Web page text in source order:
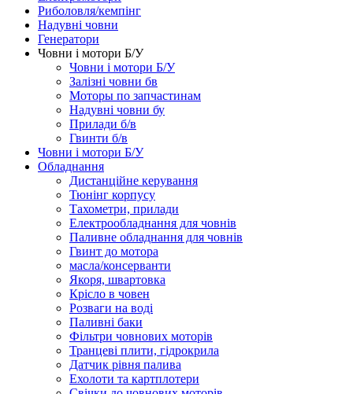
Риболовля/кемпінг
Надувні човни
Генератори
Човни і мотори Б/У
Човни і мотори Б/У
Залізні човни бв
Моторы по запчастинам
Надувні човни бу
Прилади б/в
Гвинти б/в
Човни і мотори Б/У
Обладнання
Дистанційне керування
Тюнінг корпусу
Тахометри, прилади
Електрообладнання для човнів
Паливне обладнання для човнів
Гвинт до мотора
масла/консерванти
Якоря, швартовка
Крісло в човен
Розваги на воді
Паливні баки
Фільтри човнових моторів
Транцеві плити, гідрокрила
Датчик рівня палива
Ехолоти та картплотери